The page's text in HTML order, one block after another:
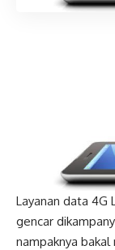
Layanan data 4G
gencar
nampaknya